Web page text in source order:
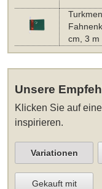
cm, 3 m
Unsere
Klicken Sie auf
inspirieren.
Variationen
Gekauft mit